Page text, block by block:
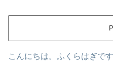
こんにちは。ふくらはぎです